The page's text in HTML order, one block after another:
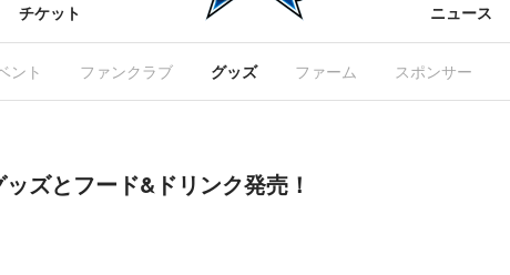
チケット ニュース
ント ファンクラブ グッズ ファーム スポンサー
ズとフード&ドリンク発売！